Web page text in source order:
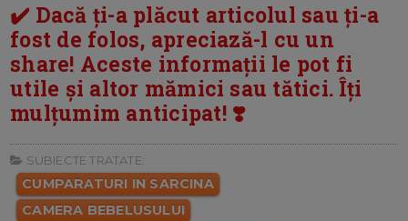
✔️ Dacă ți-a plăcut articolul sau ți-a
fost de folos, apreciază-l cu un
share! Aceste informații le pot fi
utile și altor mămici sau tătici. Îți
mulțumim anticipat! ❣️
SUBIECTE TRATATE:
CUMPARATURI IN SARCINA
CAMERA BEBELUSULUI